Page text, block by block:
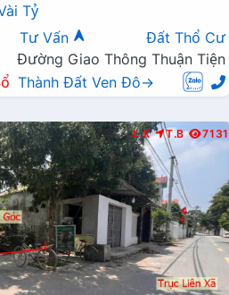
Tỷ
Tư Vấn
Đất Thổ Cư
Đường Giao Thông Thuận Tiện
Thành Đất Ven Đô→
L.X T.B 7131